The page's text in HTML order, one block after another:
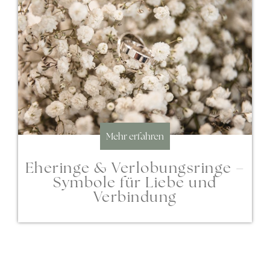
Mehr erfahren
Eheringe & Verlobungsringe –
Symbole für Liebe und
Verbindung